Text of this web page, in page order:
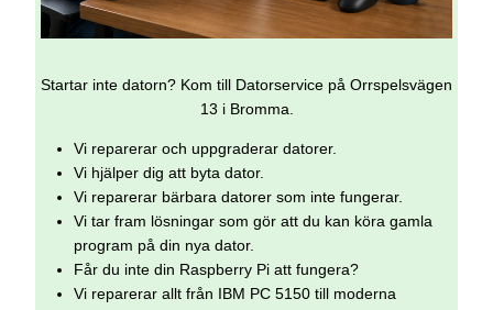
Startar inte datorn? Kom till Datorservice på Orrspelsvägen
13 i Bromma.
Vi reparerar och uppgraderar datorer.
Vi hjälper dig att byta dator.
Vi reparerar bärbara datorer som inte fungerar.
Vi tar fram lösningar som gör att du kan köra gamla
program på din nya dator.
Får du inte din Raspberry Pi att fungera?
Vi reparerar allt från IBM PC 5150 till moderna